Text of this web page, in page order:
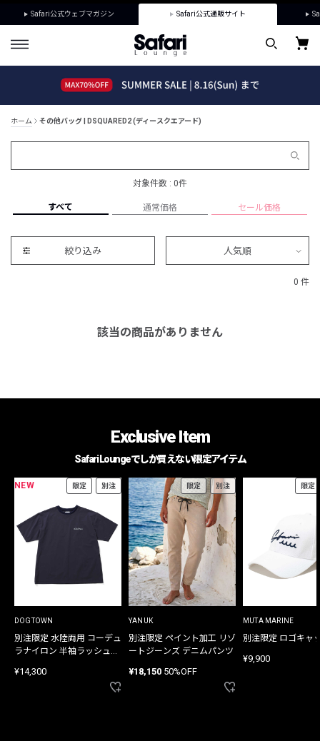
Safari公式ウェブマガジン Safari公式通販サイト
ホーム その他バッグ | DSQUARED2 (ディースクエアード)
対象件数 : 0件
すべて 通常価格 セール価格
絞り込み 人気順
0 件
該当の商品がありません
Exclusive Item
Safari Loungeでしか買えない限定アイテム
NEW 限定 別注
DOGTOWN
別注限定 水陸両用 コーデュ
ラナイロン 半袖ラッシュガ
¥14,300
限定 別注
YANUK
別注限定 ペイント加工 リゾ
ートジーンズ デニムパンツ
¥18,150 50%OFF
限定
MUTA MARINE
別注限定 ロゴキャ
¥9,900